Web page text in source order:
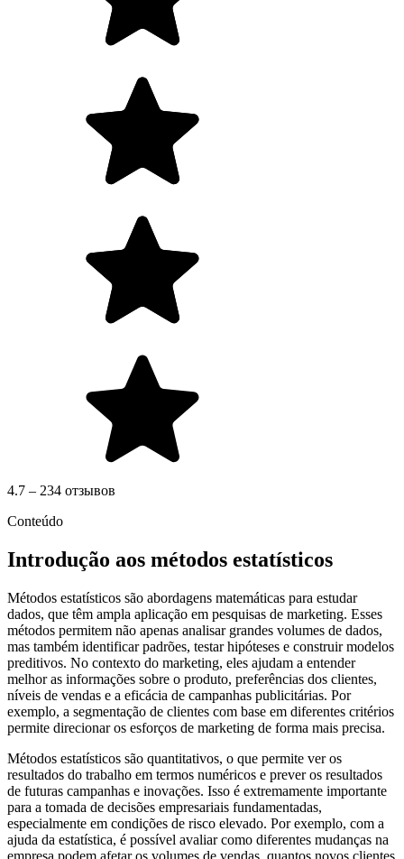
4.7 – 234 отзывов
Conteúdo
Introdução aos métodos estatísticos
Métodos estatísticos são abordagens matemáticas para estudar
dados, que têm ampla aplicação em pesquisas de marketing. Esses
métodos permitem não apenas analisar grandes volumes de dados,
mas também identificar padrões, testar hipóteses e construir modelos
preditivos. No contexto do marketing, eles ajudam a entender
melhor as informações sobre o produto, preferências dos clientes,
níveis de vendas e a eficácia de campanhas publicitárias. Por
exemplo, a segmentação de clientes com base em diferentes critérios
permite direcionar os esforços de marketing de forma mais precisa.
Métodos estatísticos são quantitativos, o que permite ver os
resultados do trabalho em termos numéricos e prever os resultados
de futuras campanhas e inovações. Isso é extremamente importante
para a tomada de decisões empresariais fundamentadas,
especialmente em condições de risco elevado. Por exemplo, com a
ajuda da estatística, é possível avaliar como diferentes mudanças na
empresa podem afetar os volumes de vendas, quantos novos clientes